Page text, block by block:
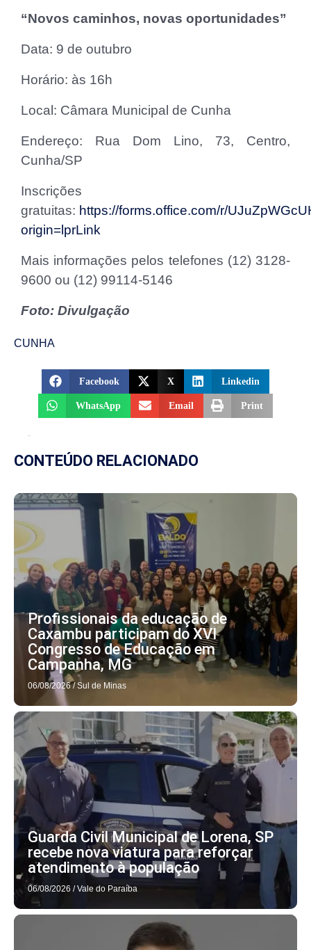
“Novos caminhos, novas oportunidades”
Data: 9 de outubro
Horário: às 16h
Local: Câmara Municipal de Cunha
Endereço: Rua Dom Lino, 73, Centro,
Cunha/SP
Inscrições
gratuitas: https://forms.office.com/r/
origin=lprLink
Mais informações pelos telefones (12) 3128-
9600 ou (12) 99114-5146
Foto: Divulgação
CUNHA
Facebook X Linkedin
WhatsApp Email Print
CONTEÚDO RELACIONADO
Profissionais da educação de
Caxambu participam do XVI
Congresso de Educação em
Campanha, MG
06/08/2026 / Sul de Minas
Guarda Civil Municipal de Lorena, SP
recebe nova viatura para reforçar
atendimento à população
06/08/2026 / Vale do Paraíba